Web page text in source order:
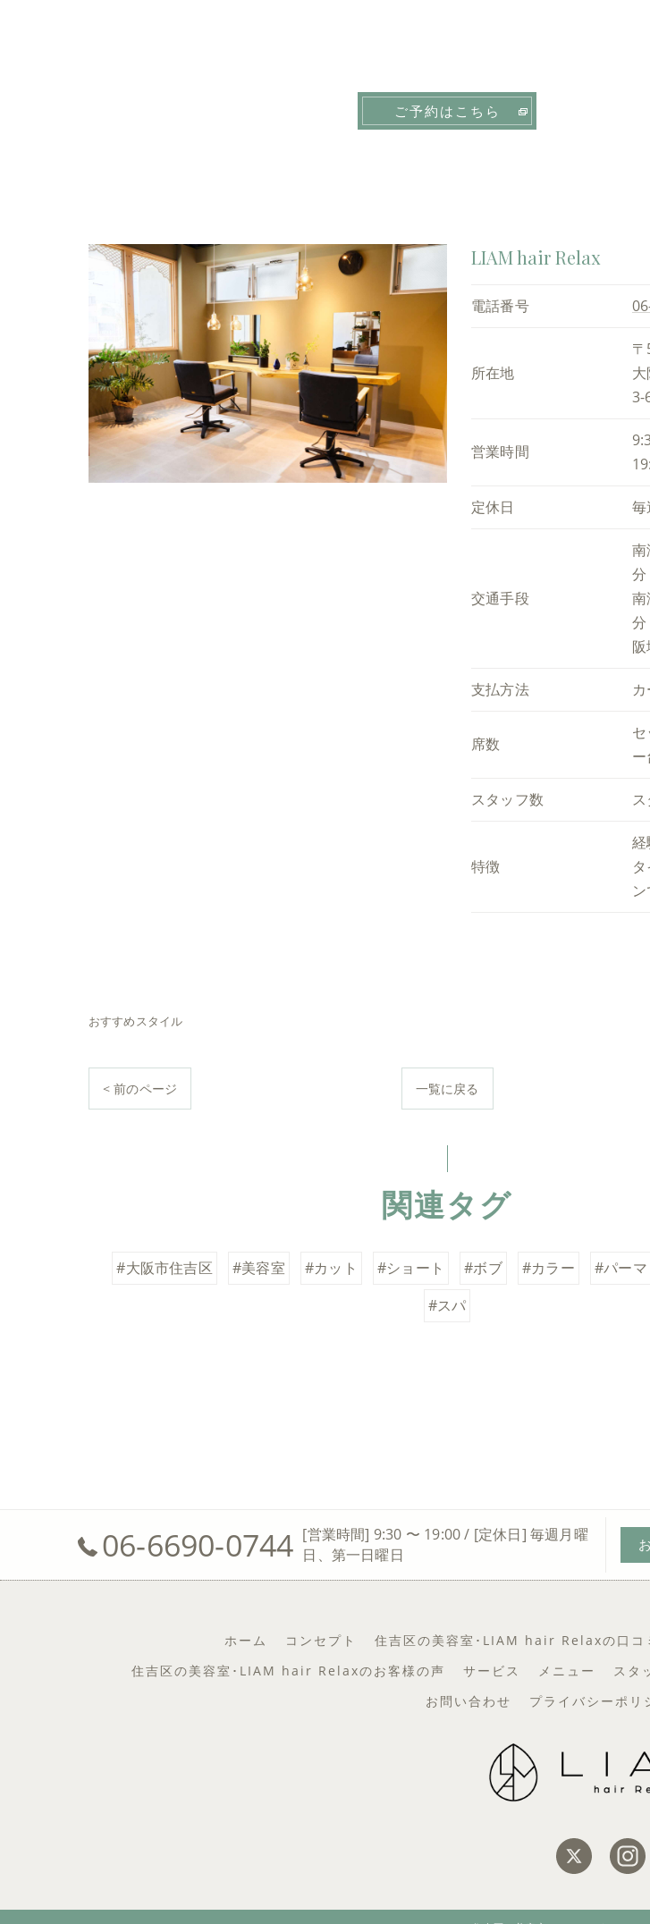
ご予約はこちら
LIAM hair Relax
電話番号
所在地
3-
営業時間
定休日 毎
交通手段
分
南
分
支払方法
席数
スタッフ数
特徴
経
おすすめスタイル
< 前のページ 一覧に戻る
関連タグ
#大阪市住吉区 #美容室 #カット #ショート #ボブ #カラー #パーマ
#スパ
06-6690-0744 [営業時間] 9:30 〜 19:00 / [定休日] 毎週月曜
日、第一日曜日
ホーム コンセプト 住吉区の美容室･LIAM hair Relaxの口コ
住吉区の美容室･LIAM hair Relaxのお客様の声
サービス メニュー スタ
お問い合わせ
プライバシーポリ